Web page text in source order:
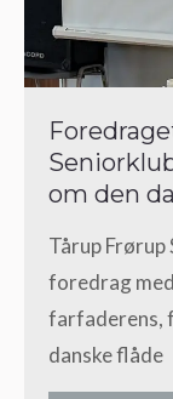
om den
Tårup
foredrag
farfaderens,
danske flåde